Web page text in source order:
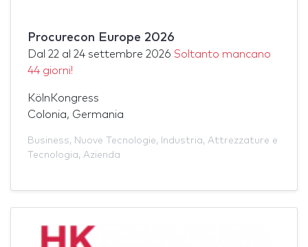
Procurecon Europe 2026
Dal 22 al 24 settembre 2026 Soltanto mancano
44 giorni!
KölnKongress
Colonia, Germania
Business, Nuove Tecnologie, Industria, Attrezzature e
Tecnologia, Azienda